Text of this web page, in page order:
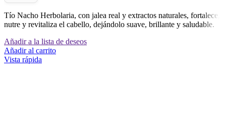
Tío Nacho Herbolaria, con jalea real y extractos naturales, fortalece,
nutre y revitaliza el cabello, dejándolo suave, brillante y saludable.
Añadir a la lista de deseos
Añadir al carrito
Vista rápida